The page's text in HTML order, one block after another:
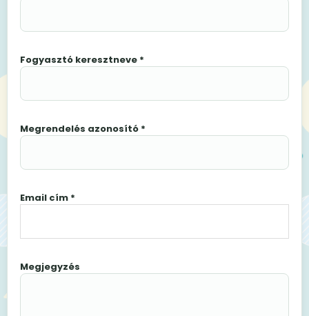
Fogyasztó keresztneve *
Megrendelés azonosító *
Email cím *
Megjegyzés